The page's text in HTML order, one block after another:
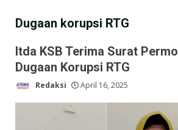
Dugaan korupsi RTG
Itda KSB Terima Surat
Dugaan Korupsi RTG
Redaksi April 16, 2025